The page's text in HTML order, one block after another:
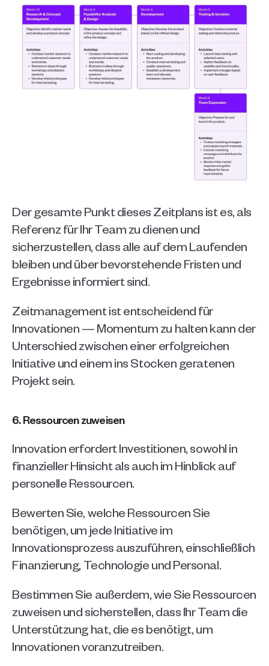
Der gesamte Punkt dieses Zeitplans ist es, als
Referenz für Ihr Team zu dienen und
sicherzustellen, dass alle auf dem Laufenden
bleiben und über bevorstehende Fristen und
Ergebnisse informiert sind.
Zeitmanagement ist entscheidend für
Innovationen — Momentum zu halten kann der
Unterschied zwischen einer erfolgreichen
Initiative und einem ins Stocken geratenen
Projekt sein.
6. Ressourcen zuweisen
Innovation erfordert Investitionen, sowohl in
finanzieller Hinsicht als auch im Hinblick auf
personelle Ressourcen.
Bewerten Sie, welche Ressourcen Sie
benötigen, um jede Initiative im
Innovationsprozess auszuführen, einschließlich
Finanzierung, Technologie und Personal.
Bestimmen Sie außerdem, wie Sie Ressourcen
zuweisen und sicherstellen, dass Ihr Team die
Unterstützung hat, die es benötigt, um
Innovationen voranzutreiben.